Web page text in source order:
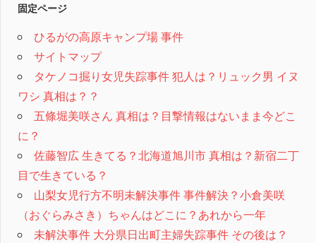
固定ページ
ひるがの高原キャンプ場 事件
サイトマップ
タケノコ掘り女児失踪事件 犯人は？リュック男 イヌ
ワシ 真相は？？
五條堀美咲さん 真相は？目撃情報はないまま今どこ
に？
佐藤智広 生きてる？北海道旭川市 真相は？新宿二丁
目で生きている？
山梨女児行方不明未解決事件 事件解決？小倉美咲
（おぐらみさき）ちゃんはどこに？あれから一年
未解決事件 大分県日出町主婦失踪事件 その後は？